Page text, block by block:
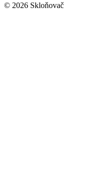
© 2026 Skloňovač